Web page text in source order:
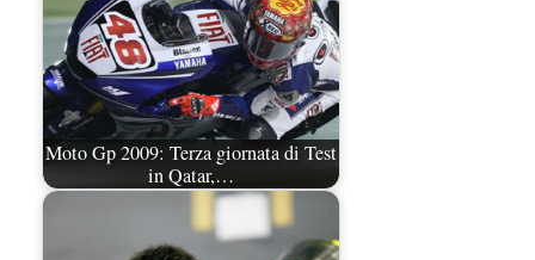
Moto Gp 2009: Terza giornata di Test
in Qatar,…